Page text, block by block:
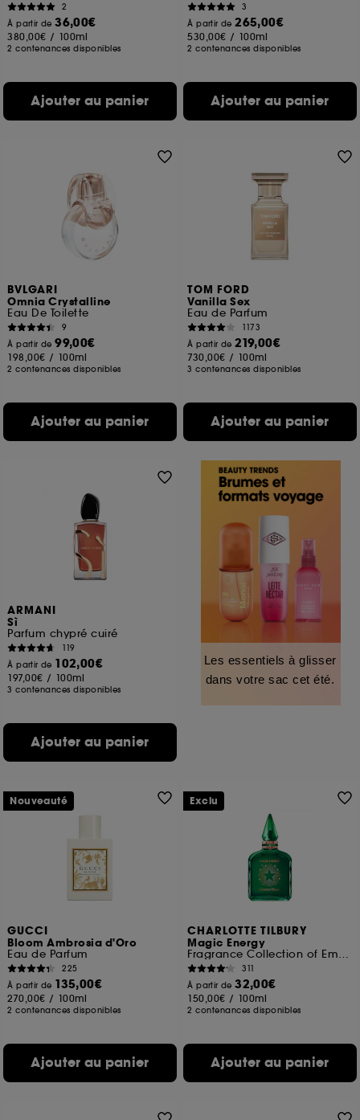
2
À partir de36,00€
380,00€ / 100ml
2 contenances disponibles
Ajouter au panier
3
À partir de265,00€
530,00€ / 100ml
2 contenances disponibles
Ajouter au panier
BVLGARI
Omnia Crystalline
Eau De Toilette
9
À partir de99,00€
198,00€ / 100ml
2 contenances disponibles
Ajouter au panier
TOM FORD
Vanilla Sex
Eau de Parfum
1173
À partir de219,00€
730,00€ / 100ml
3 contenances disponibles
Ajouter au panier
ARMANI
Sì
Parfum chypré cuiré
119
À partir de 102,00€
197,00€ / 100ml
3 contenances disponibles
Ajouter au panier
Les essentiels à glisser
dans votre sac cet été.
GUCCI
Bloom Ambrosia d'Oro
Eau de Parfum
225
À partir de 135,00€
270,00€ / 100ml
2 contenances disponibles
Ajouter au panier
Nouveauté
CHARLOTTE TILBURY
Magic Energy
Fragrance Collection of Emotions
311
À partir de32,00€
150,00€ / 100ml
2 contenances disponibles
Ajouter au panier
Exclu